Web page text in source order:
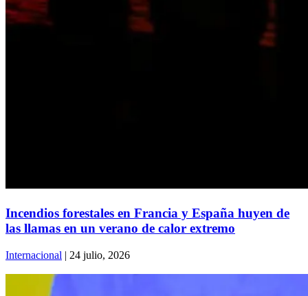
Incendios forestales en Francia y España huyen de
las llamas en un verano de calor extremo
Internacional | 24 julio, 2026